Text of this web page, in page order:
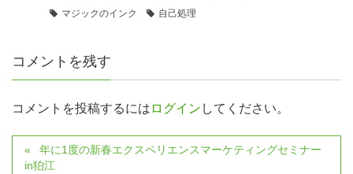
マジックのインク
自己処理
コメントを残す
コメントを投稿するには ログイン してください。
年に1度の新春エクスペリエンスマーケティングセミナー
in狛江